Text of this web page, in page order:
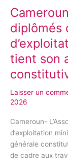
diplômés
tient son
Laisser un
2026
Cameroun-
d’exploitation
générale
de cadre aux
Cameroun-
L’Association
des
diplômés
de
de
géologie
et
minière
de
Meiganga
tient